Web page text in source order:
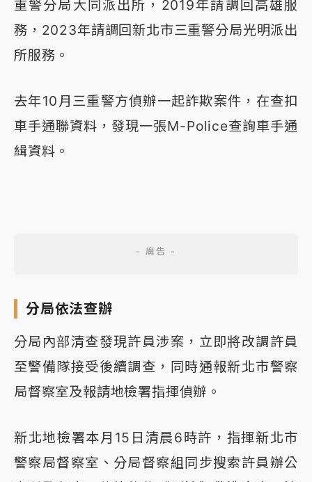
重警分局大同派出所，2019年請調回高雄服
務，2023年請調回新北市三重警分局光明派出
所服務。
去年10月三重警方偵辦一起詐欺案件，在查扣
車手通聯資料，發現一張M-Police查詢車手通
緝資料。
分局依法查辦
分局內部清查發現許員涉案，立即將改調許員
至警備隊接受後續調查，同時通報新北市警察
局督察室及報請地檢署指揮偵辦。
新北地檢署本月15日清晨6時許，指揮新北市
警察局督察室、分局督察組同步搜索許員辦公